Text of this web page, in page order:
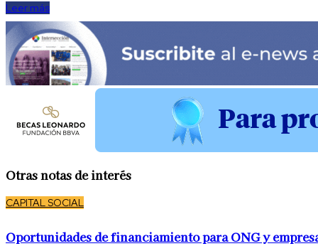
Leer más
Otras notas de interés
CAPITAL SOCIAL
Oportunidades de financiamiento para ONG y